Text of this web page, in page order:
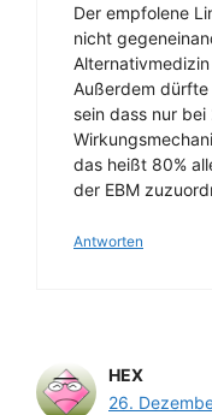
Der empfolene
nicht
Außerdem
sein dass nur
das heißt 80%
der EBM
Antworten
HEX
26.